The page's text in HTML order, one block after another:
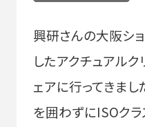
興研さんの大阪シ
したアクチュアルク
ェアに行ってきまし
を囲わずにISOク